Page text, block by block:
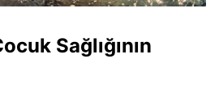
Sağlığının